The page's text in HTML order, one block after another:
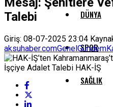
DÜNYA
SPOR
SAĞLIK
Talebi
Giriş: 08-07-2025 23:04
aksuhaber.comGenelGündem